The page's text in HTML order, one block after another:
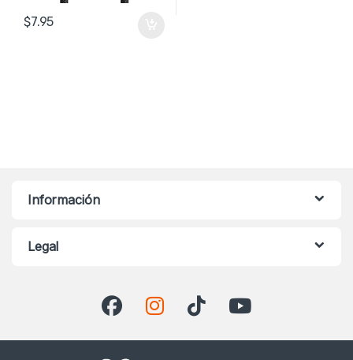
$7.95
Información
Legal